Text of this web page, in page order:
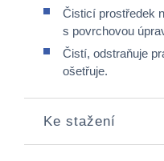
Čisticí prostředek
s povrchovou
Čistí, odstraňuje
ošetřuje.
Ke stažení